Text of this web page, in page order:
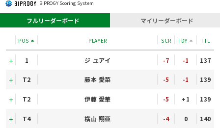
BIPROGY Scoring System
フルリーダーボード マイリーダーボード
POS PLAYER SCR TDY TTL
1 ジ ユアイ -7 -1 137
T2 藤本 愛菜 -5 -1 139
T2 伊藤 愛華 -5 +1 139
T4 横山 翔亜 -4 0 140